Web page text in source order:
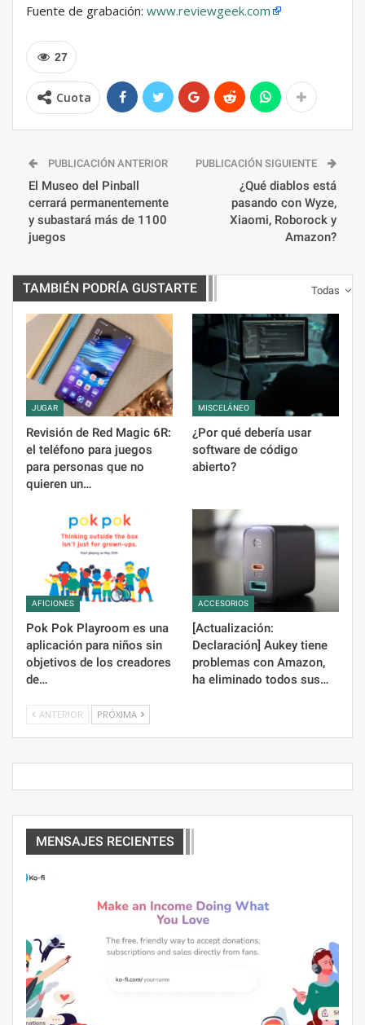
Fuente de grabación: www.reviewgeek.com
27
Cuota
PUBLICACIÓN ANTERIOR
El Museo del Pinball
cerrará permanentemente
y subastará más de 1100
juegos
PUBLICACIÓN SIGUIENTE
¿Qué diablos está
pasando con Wyze,
Xiaomi, Roborock y
Amazon?
Todas
TAMBIÉN PODRÍA GUSTARTE
JUGAR
Revisión de Red Magic 6R:
el teléfono para juegos
para personas que no
quieren un…
MISCELÁNEO
¿Por qué debería usar
software de código
abierto?
AFICIONES
Pok Pok Playroom es una
aplicación para niños sin
objetivos de los creadores
de…
ACCESORIOS
[Actualización:
Declaración] Aukey tiene
problemas con Amazon,
ha eliminado todos sus…
ANTERIOR PRÓXIMA
MENSAJES RECIENTES